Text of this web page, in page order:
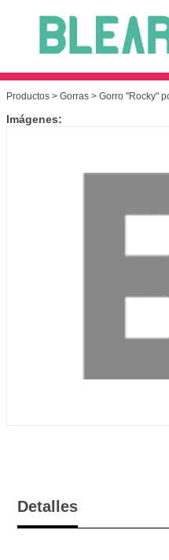
Productos > Gorras > Gorro "Rocky"
Imágenes:
Detalles